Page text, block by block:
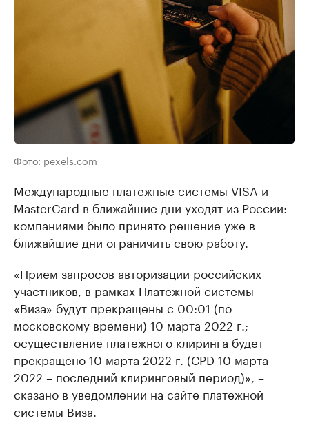
Фото: pexels.com
Международные платежные системы VISA и
MasterCard в ближайшие дни уходят из России:
компаниями было принято решение уже в
ближайшие дни ограничить свою работу.
«Прием запросов авторизации российских
участников, в рамках Платежной системы
«Виза» будут прекращены с 00:01 (по
московскому времени) 10 марта 2022 г.;
осуществление платежного клиринга будет
прекращено 10 марта 2022 г. (СPD 10 марта
2022 – последний клиринговый период)», –
сказано в уведомлении на сайте платежной
системы Виза.